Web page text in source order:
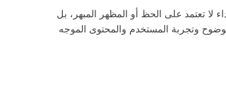
لا تعتمد على الحظ أو المظهر المبهر، بل
وتجربة المستخدم والمحتوى الموجه